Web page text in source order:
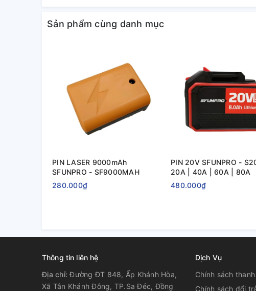
Sản phẩm cùng danh mục
PIN LASER 9000mAh
SFUNPRO - SF9000MAH
280.000₫
PIN 20V SFUNPRO -
20A | 40A | 60A | 80A
480.000₫
Thông tin liên hệ
Địa chỉ:Đường ĐT 848, Ấp Khánh Hòa,
Xã Tân Khánh Đông, TP.Sa Đéc, Đồng
Dịch Vụ
Chính sách
Chính sách đổi